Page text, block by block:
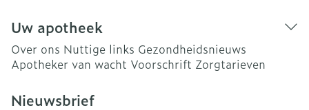
Uw apotheek
Over ons Nuttige links Gezondheidsnieuws
Apotheker van wacht Voorschrift Zorgtarieven
Nieuwsbrief